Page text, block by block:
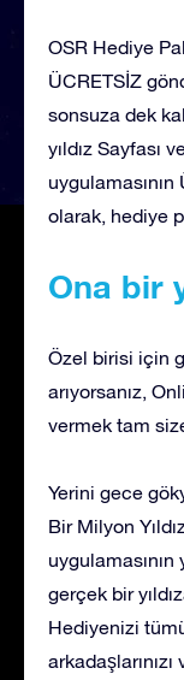
OSR Hediye
ÜCRETSİZ
sonsuza dek
yıldız Sayfası
uygulamasının
olarak, hediye
Ona bir
Özel birisi için
arıyorsanız,
vermek tam
Yerini gece
Bir Milyon
gerçek bir
Hediyenizi
arkadaşlarınızı